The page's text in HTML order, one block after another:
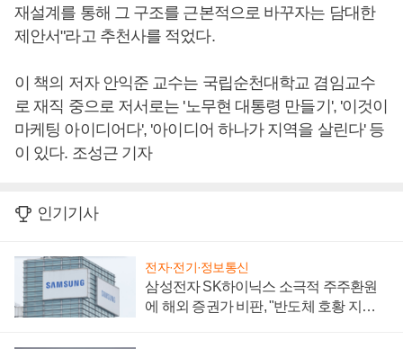
재설계를 통해 그 구조를 근본적으로 바꾸자는 담대한
제안서"라고 추천사를 적었다.
이 책의 저자 안익준 교수는 국립순천대학교 겸임교수
로 재직 중으로 저서로는 '노무현 대통령 만들기', '이것이
마케팅 아이디어다', '아이디어 하나가 지역을 살린다' 등
이 있다. 조성근 기자
인기기사
전자·전기·정보통신
삼성전자 SK하이닉스 소극적 주주환원
에 해외 증권가 비판, "반도체 호황 지속